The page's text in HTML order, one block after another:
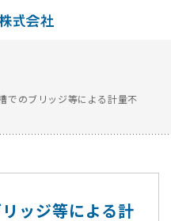
でのブリッジ等による計量不
ッジ等による計